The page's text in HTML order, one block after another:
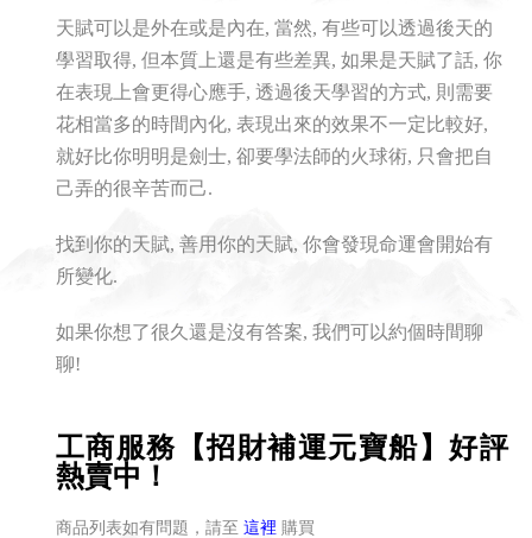
天賦可以是外在或是內在, 當然, 有些可以透過後天的
學習取得, 但本質上還是有些差異, 如果是天賦了話, 你
在表現上會更得心應手, 透過後天學習的方式, 則需要
花相當多的時間內化, 表現出來的效果不一定比較好,
就好比你明明是劍士, 卻要學法師的火球術, 只會把自
己弄的很辛苦而己.
找到你的天賦, 善用你的天賦, 你會發現命運會開始有
所變化.
如果你想了很久還是沒有答案, 我們可以約個時間聊
聊!
工商服務【招財補運元寶船】好評
熱賣中！
商品列表如有問題，請至 這裡 購買